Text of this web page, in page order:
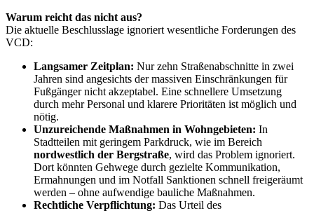
Warum reicht das nicht aus?
Die aktuelle Beschlusslage ignoriert wesentliche Forderungen des
VCD:
Langsamer Zeitplan: Nur zehn Straßenabschnitte in zwei
Jahren sind angesichts der massiven Einschränkungen für
Fußgänger nicht akzeptabel. Eine schnellere Umsetzung
durch mehr Personal und klarere Prioritäten ist möglich und
nötig.
Unzureichende Maßnahmen in Wohngebieten: In
Stadtteilen mit geringem Parkdruck, wie im Bereich
nordwestlich der Bergstraße, wird das Problem ignoriert.
Dort könnten Gehwege durch gezielte Kommunikation,
Ermahnungen und im Notfall Sanktionen schnell freigeräumt
werden – ohne aufwendige bauliche Maßnahmen.
Rechtliche Verpflichtung: Das Urteil des